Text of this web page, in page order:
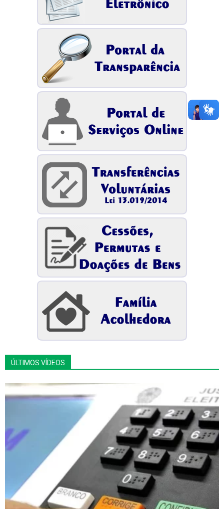
ÚLTIMOS VÍDEOS